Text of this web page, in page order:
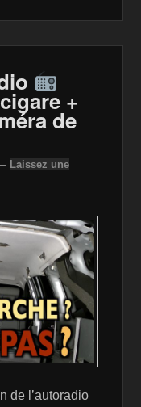
+
de
Laissez une
de l’autoradio